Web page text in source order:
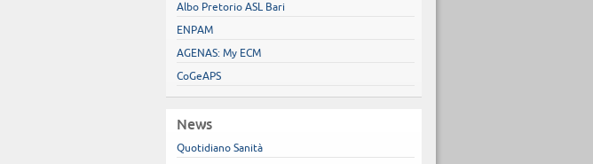
Albo Pretorio ASL Bari
ENPAM
AGENAS: My ECM
CoGeAPS
News
Quotidiano Sanità